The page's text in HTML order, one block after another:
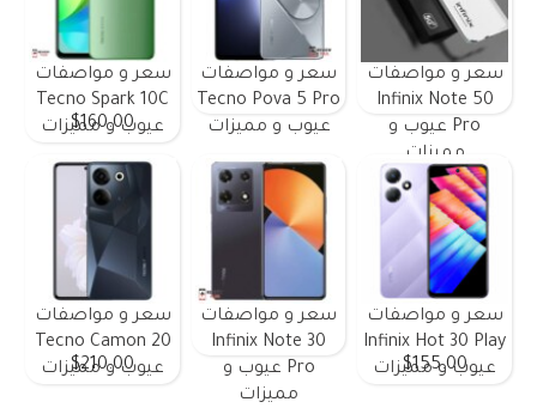
سعر و مواصفات
Infinix Note 50
Pro عيوب و
مميزات
سعر و مواصفات
Tecno Pova 5 Pro
عيوب و مميزات
سعر و مواصفات
Tecno Spark 10C
عيوب و مميزات
$160.00
سعر و مواصفات
Infinix Hot 30 Play
عيوب و مميزات
$155.00
سعر و مواصفات
Infinix Note 30
Pro عيوب و
مميزات
سعر و مواصفات
Tecno Camon 20
عيوب و مميزات
$210.00